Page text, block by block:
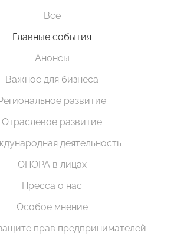
Все
Главные события
Анонсы
Важное для бизнеса
развитие
Отраслевое развитие
деятельность
ОПОРА в лицах
Пресса о нас
Особое мнение
прав предпринимателей